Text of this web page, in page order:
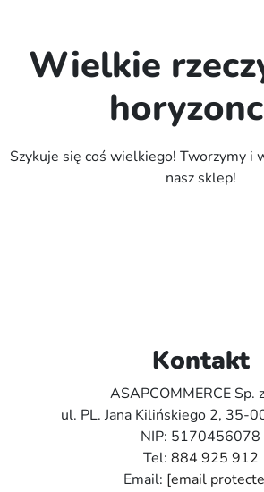
Wielkie
Szykuje się coś wielkiego! Tworzymy i
nasz sklep!
Kontakt
ASAPCOMMERCE Sp.
ul. PL. Jana Kilińskiego 2, 35-
NIP: 5170456078
Tel: 884 925 912
Email: [email